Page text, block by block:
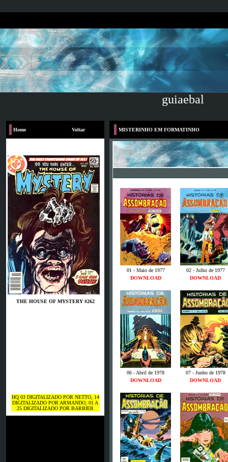
guiaebal
Home Voltar
THE HOUSE OF MYSTERY #262
HQ 03 DIGITALIZADO POR NETTO, 14
DIGITALIZADO POR ARMANDO, 01 A
25 DIGITALIZADO POR BARBIER
MISTERINHO EM FORMATINHO
01 - Maio de 1977
02 - Julho de 1977
DOWNLOAD
DOWNLOAD
06 - Abril de 1978
07 - Junho de 1978
DOWNLOAD
DOWNLOAD